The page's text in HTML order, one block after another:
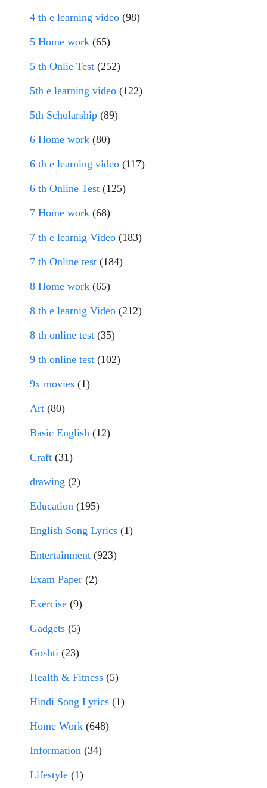
4 th e learning video (98)
5 Home work (65)
5 th Onlie Test (252)
5th e learning video (122)
5th Scholarship (89)
6 Home work (80)
6 th e learning video (117)
6 th Online Test (125)
7 Home work (68)
7 th e learnig Video (183)
7 th Online test (184)
8 Home work (65)
8 th e learnig Video (212)
8 th online test (35)
9 th online test (102)
9x movies (1)
Art (80)
Basic English (12)
Craft (31)
drawing (2)
Education (195)
English Song Lyrics (1)
Entertainment (923)
Exam Paper (2)
Exercise (9)
Gadgets (5)
Goshti (23)
Health & Fitness (5)
Hindi Song Lyrics (1)
Home Work (648)
Information (34)
Lifestyle (1)